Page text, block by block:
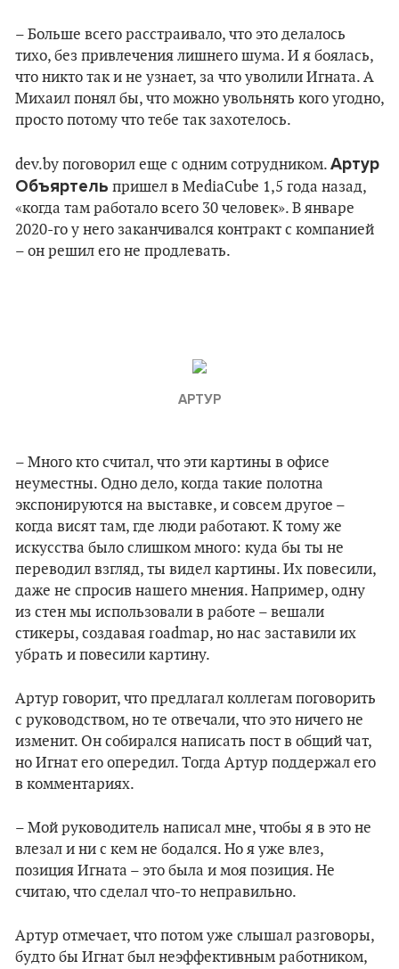
– Больше всего расстраивало, что это делалось
тихо, без привлечения лишнего шума. И я боялась,
что никто так и не узнает, за что уволили Игната. А
Михаил понял бы, что можно увольнять кого угодно,
просто потому что тебе так захотелось.
dev.by поговорил еще с одним сотрудником. Артур
Объяртель пришел в MediaCube 1,5 года назад,
«когда там работало всего 30 человек». В январе
2020-го у него заканчивался контракт с компанией
– он решил его не продлевать.
АРТУР
– Много кто считал, что эти картины в офисе
неуместны. Одно дело, когда такие полотна
экспонируются на выставке, и совсем другое –
когда висят там, где люди работают. К тому же
искусства было слишком много: куда бы ты не
переводил взгляд, ты видел картины. Их повесили,
даже не спросив нашего мнения. Например, одну
из стен мы использовали в работе – вешали
стикеры, создавая roadmap, но нас заставили их
убрать и повесили картину.
Артур говорит, что предлагал коллегам поговорить
с руководством, но те отвечали, что это ничего не
изменит. Он собирался написать пост в общий чат,
но Игнат его опередил. Тогда Артур поддержал его
в комментариях.
– Мой руководитель написал мне, чтобы я в это не
влезал и ни с кем не бодался. Но я уже влез,
позиция Игната – это была и моя позиция. Не
считаю, что сделал что-то неправильно.
Артур отмечает, что потом уже слышал разговоры,
будто бы Игнат был неэффективным работником,